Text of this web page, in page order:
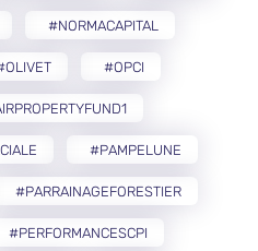
#NORMACAPITAL
#OPCI
#PAMPELUNE
#PARRAINAGEFORESTIER
#PERFORMANCESCPI